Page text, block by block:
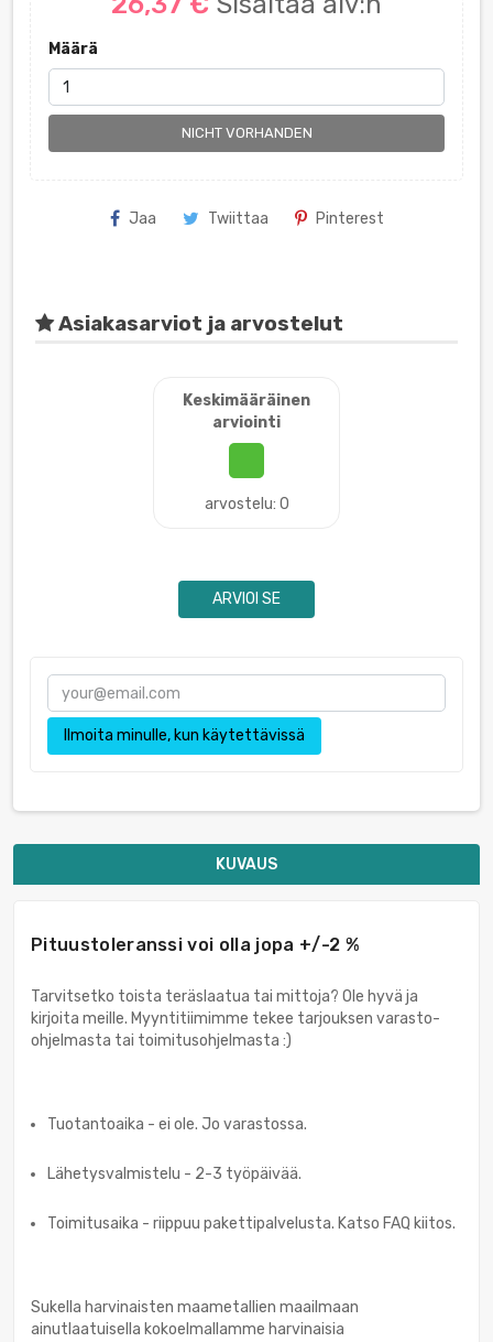
Määrä
NICHT VORHANDEN
Jaa Twiittaa Pinterest
Asiakasarviot ja arvostelut
Keskimääräinen
arviointi
arvostelu: 0
ARVIOI SE
Ilmoita minulle, kun käytettävissä
KUVAUS
Pituustoleranssi voi olla jopa +/-2 %
Tarvitsetko toista teräslaatua tai mittoja? Ole hyvä ja
kirjoita meille. Myyntitiimimme tekee tarjouksen varasto-
ohjelmasta tai toimitusohjelmasta :)
Tuotantoaika - ei ole. Jo varastossa.
Lähetysvalmistelu - 2-3 työpäivää.
Toimitusaika - riippuu pakettipalvelusta. Katso FAQ kiitos.
Sukella harvinaisten maametallien maailmaan
ainutlaatuisella kokoelmallamme harvinaisia